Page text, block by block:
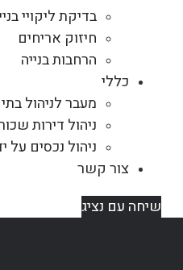
בדיקת ליקויי
חיזוק אריחים
הרחבות בנייה
כללי
מעבר לניהול
ניהול דירות
ניהול נכסים על
צור קשר
שיחה עם נציג